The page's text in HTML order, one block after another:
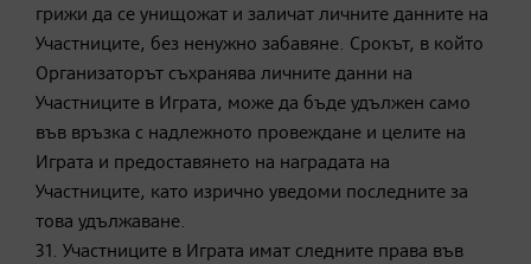
грижи да се унищожат и заличат личните данните на
Участниците, без ненужно забавяне. Срокът, в който
Организаторът съхранява личните данни на
Участниците в Играта, може да бъде удължен само
във връзка с надлежното провеждане и целите на
Играта и предоставянето на наградата на
Участниците, като изрично уведоми последните за
това удължаване.
31. Участниците в Играта имат следните права във